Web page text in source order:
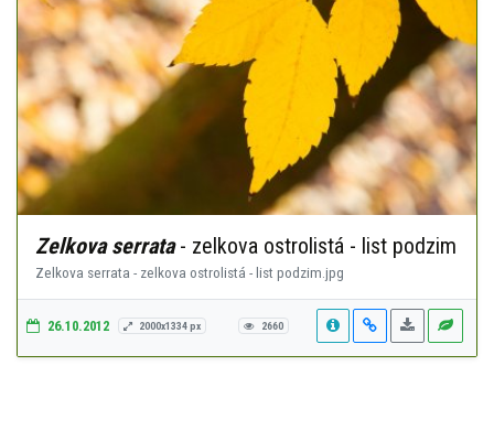
Zelkova serrata- zelkova ostrolistá - list podzim
Zelkova serrata - zelkova ostrolistá - list podzim.jpg
26.10.2012 2000x1334 px 2660